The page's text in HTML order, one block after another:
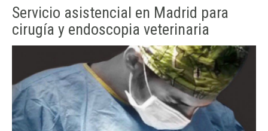
Servicio asistencial en Madrid para
cirugía y endoscopia veterinaria